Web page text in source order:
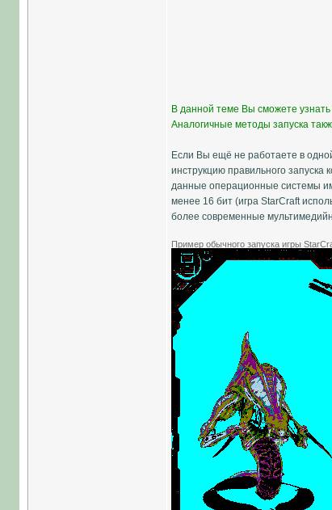
В данной теме Вы сможете узнать
Аналогичные методы запуска
Если Вы ещё не работаете в
инструкцию правильного запуска
данные операционные системы
менее 16 бит (игра StarCraft
более современные
Пример обычного запуска игры